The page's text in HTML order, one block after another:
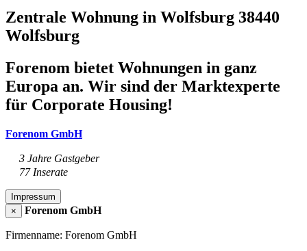
Zentrale Wohnung in Wolfsburg 38440
Wolfsburg
Forenom bietet Wohnungen in ganz
Europa an. Wir sind der Marktexperte
für Corporate Housing!
Forenom GmbH
3 Jahre Gastgeber
77 Inserate
Impressum
×
Forenom GmbH
Firmenname: Forenom GmbH